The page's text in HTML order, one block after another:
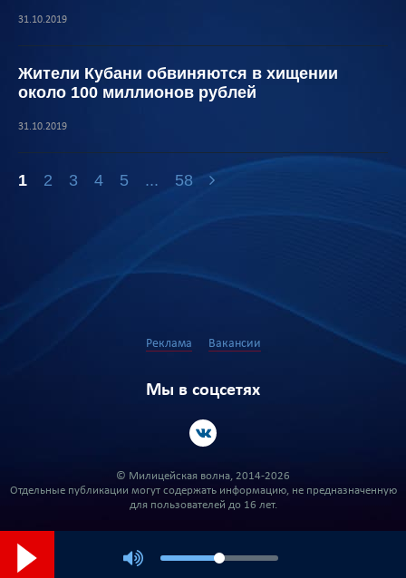
31.10.2019
Жители Кубани обвиняются в хищении
около 100 миллионов рублей
31.10.2019
1 2 3 4 5 ... 58
Реклама Вакансии
Мы в соцсетях
© Милицейская волна, 2014-2026
Отдельные публикации могут содержать информацию, не предназначенную
для пользователей до 16 лет.